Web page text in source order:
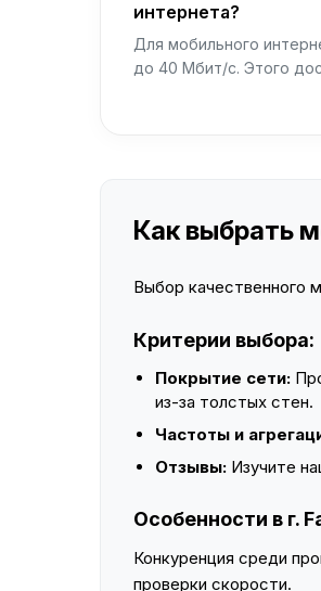
интернета?
Для мобильного
до 40 Мбит/с. Этого
Как выбрать
Выбор качественного
Критерии выбора:
Покрытие сети:
из-за толстых стен.
Частоты и
Отзывы: Изучите
Особенности в г.
Конкуренция среди
проверки скорости.